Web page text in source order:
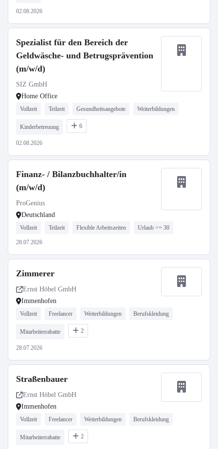
02.08.2026
Spezialist für den Bereich der
Geldwäsche- und Betrugsprävention
(m/w/d)
SIZ GmbH
Home Office
Vollzeit Teilzeit Gesundheitsangebote Weiterbildungen
Kinderbetreuung 6
02.08.2026
Finanz- / Bilanzbuchhalter/in
(m/w/d)
ProGenius
Deutschland
Vollzeit Teilzeit Flexible Arbeitszeiten Urlaub >= 30
28.07.2026
Zimmerer
Ernst Höbel GmbH
Immenhofen
Vollzeit Freelancer Weiterbildungen Berufskleidung
Mitarbeiterrabatte 2
28.07.2026
Straßenbauer
Ernst Höbel GmbH
Immenhofen
Vollzeit Freelancer Weiterbildungen Berufskleidung
Mitarbeiterrabatte 2